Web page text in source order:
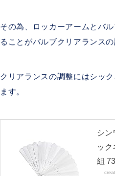
その為、ロッカーアームとバ
ることがバルブクリアランスの
クリアランスの調整にはシッ
ます。
シ
ック
組